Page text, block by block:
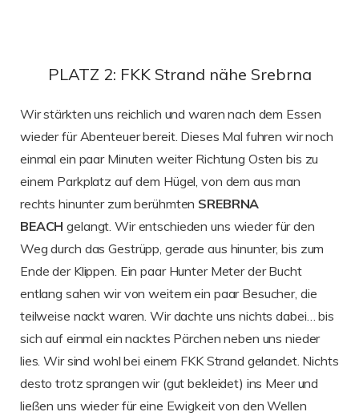
PLATZ 2: FKK Strand nähe Srebrna
Wir stärkten uns reichlich und waren nach dem Essen
wieder für Abenteuer bereit. Dieses Mal fuhren wir noch
einmal ein paar Minuten weiter Richtung Osten bis zu
einem Parkplatz auf dem Hügel, von dem aus man
rechts hinunter zum berühmten SREBRNA
BEACH gelangt. Wir entschieden uns wieder für den
Weg durch das Gestrüpp, gerade aus hinunter, bis zum
Ende der Klippen. Ein paar Hunter Meter der Bucht
entlang sahen wir von weitem ein paar Besucher, die
teilweise nackt waren. Wir dachte uns nichts dabei… bis
sich auf einmal ein nacktes Pärchen neben uns nieder
lies. Wir sind wohl bei einem FKK Strand gelandet. Nichts
desto trotz sprangen wir (gut bekleidet) ins Meer und
ließen uns wieder für eine Ewigkeit von den Wellen